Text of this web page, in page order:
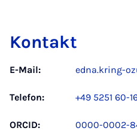
Kontakt
E-Mail: edna.kring-
Telefon: +49 5251 60-
ORCID: 0000-0002-